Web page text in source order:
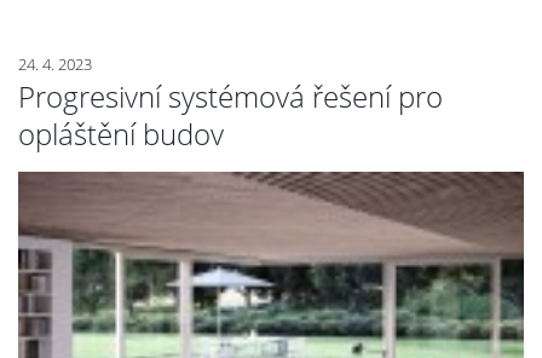
24. 4. 2023
Progresivní systémová řešení pro
opláštění budov